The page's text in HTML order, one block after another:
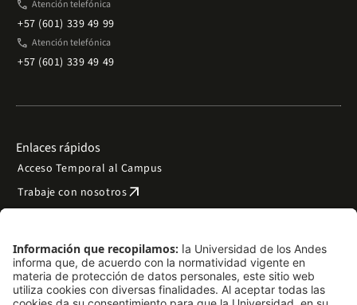
phone Atención telefónica
+57 (601) 339 49 99
phone Atención telefónica
+57 (601) 339 49 49
Enlaces rápidos
Acceso Temporal al Campus
Trabaje con nosotrosarrow_outward
Preguntas frecuentes
Filantropía y donacionesarrow_outward
Mapa del sitio arrow_outward